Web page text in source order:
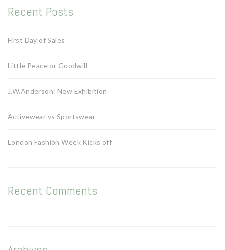
Recent Posts
First Day of Sales
Little Peace or Goodwill
J.W.Anderson: New Exhibition
Activewear vs Sportswear
London Fashion Week Kicks off
Recent Comments